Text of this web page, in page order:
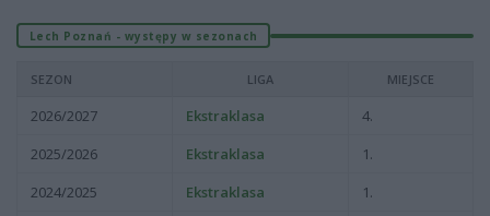
Lech Poznań - występy w sezonach
SEZON LIGA MIEJSCE
2026/2027 Ekstraklasa
4.
2025/2026
Ekstraklasa
1.
2024/2025
Ekstraklasa
1.